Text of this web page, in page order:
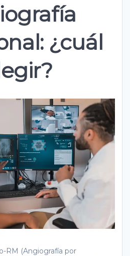
¿cuál
RM (Angiografía por